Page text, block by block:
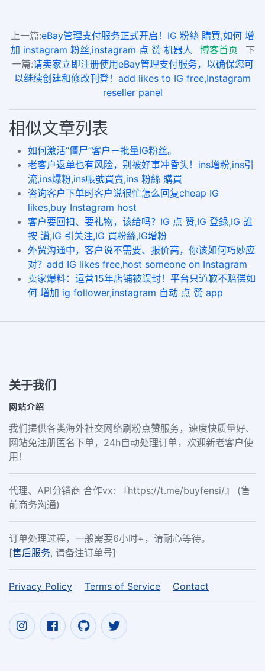
上一篇:eBay管理支付服务正式开启！IG 粉絲 購買,如何 增
加 instagram 粉丝,instagram 点 赞 机器人
博客首页
下
一篇:请卖家立即注册使用eBay管理支付服务，以确保您可
以继续创建和修改刊登！add likes to IG free,Instagram
reseller panel
相似文章列表
如何激活“僵尸”客户－批量IG粉丝。
老客户返单也有风险，别被好事冲昏头！ins增粉,ins引
流,ins爆粉,ins帳號買賣,ins 粉絲 購買
咨询客户下单时客户说很忙怎么回复cheap IG
likes,buy Instagram host
客户要回扣、要礼物，该给吗？IG 点 赞,IG 登錄,IG 誰
按 讚,IG 引关注,IG 買粉絲,IG增粉
外贸沟通中，客户说不需要、报价高，你该如何巧妙应
对？add IG likes free,host someone on Instagram
卖家爆料：运营15年店铺被误封！平台只道歉不赔偿如
何 增加 ig follower,instagram 自动 点 赞 app
关于我们
网站介绍
我们提供各类海外社交网络刷粉点赞服务，速度快质量好、
网站免注册匿名下单，24h自动处理订单，欢迎新老客户使
用！
代理、API分销商 合作vx: 『https://t.me/buyfensi/』 (售
前商务沟通)
订单处理过程，一般需要6小时+，请耐心等待。
[售后服务, 请备注订单号]
Privacy Policy Terms of Service Contact